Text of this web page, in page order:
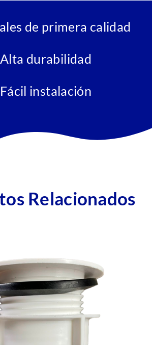
de primera calidad
Alta durabilidad
Fácil instalación
Relacionados